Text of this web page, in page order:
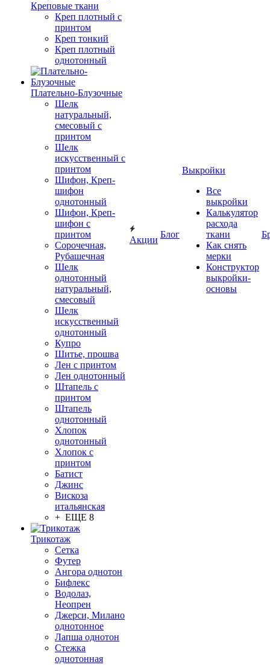
Креповые ткани
Креп плотный с
принтом
Креп тонкий
Креп плотный
однотонный
Плательно-Блузочные
Шелк
натуральный,
смесовый с
принтом
Шелк
искусственный с
принтом
Шифон, Креп-
шифон
однотонный
Шифон, Креп-
шифон с
принтом
Сорочечная,
Рубашечная
Шелк
однотонный
натуральный,
смесовый
Шелк
искусственный
однотонный
Купро
Шитье, прошва
Лен с принтом
Лен однотонный
Штапель с
принтом
Штапель
однотонный
Хлопок
однотонный
Хлопок с
принтом
Батист
Джинс
Вискоза
итальянская
+ ЕЩЕ 8
Трикотаж
Сетка
Футер
Ангора однотон
Бифлекс
Водолаз,
Неопрен
Джерси, Милано
однотонное
Лапша однотон
Стежка
однотонная
Акции
Блог
Выкройки
Все
выкройки
Калькулятор
расхода
ткани
Как снять
мерки
Конструктор
выкройки-
основы